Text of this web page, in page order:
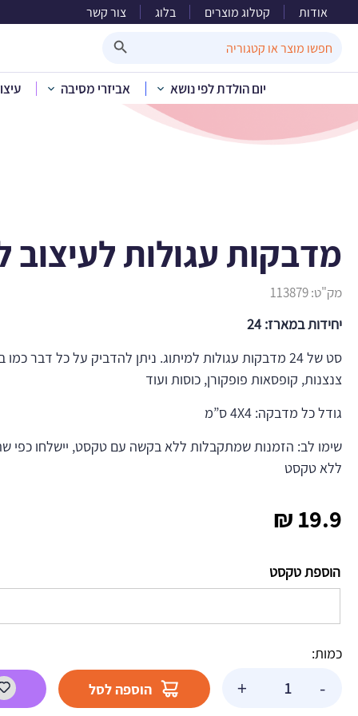
אודות קטלוג מוצרים בלוג צור קשר
for:
יום הולדת לפי נושא אביזרי מסיבה
בית»קטלוג
מדבקות עגולות לעיצוב
מק"ט:113879
יחידות במארז: 24
סט של 24 מדבקות עגולות למיתוג. ניתן להדביק על כל דבר
צנצנות, קופסאות פופקורן, כוסות ועוד
גודל כל מדבקה: 4X4 ס”מ
שימו לב: הזמנות שמתקבלות ללא בקשה עם טקסט, יישלחו כפי
ללא טקסט
19.9
₪
הוספת טקסט
כמות:
-
של
+ הוספה לסל